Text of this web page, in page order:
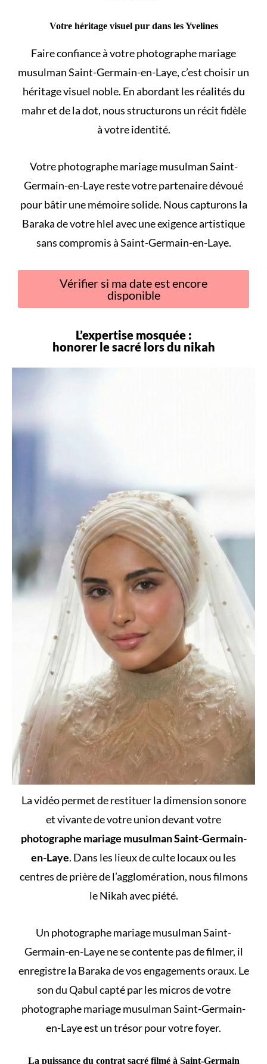
Votre héritage visuel pur dans les Yvelines
Faire confiance à votre photographe mariage
musulman Saint-Germain-en-Laye, c’est choisir un
héritage visuel noble. En abordant les réalités du
mahr et de la dot, nous structurons un récit fidèle
à votre identité.
Votre photographe mariage musulman Saint-
Germain-en-Laye reste votre partenaire dévoué
pour bâtir une mémoire solide. Nous capturons la
Baraka de votrehlelavec une exigence artistique
sans compromis à Saint-Germain-en-Laye.
Vérifier si ma date est encore
disponible
L’expertise mosquée :
honorer le sacré lors du nikah
La vidéo permet de restituer la dimension sonore
et vivante de votre union devant votre
photographe mariage musulman Saint-Germain-
en-Laye. Dans les lieux de culte locaux ou les
centres de prière de l’agglomération, nous filmons
le Nikah avec piété.
Un photographe mariage musulman Saint-
Germain-en-Laye ne se contente pas de filmer, il
enregistre la Baraka de vos engagements oraux. Le
son du Qabul capté par les micros de votre
photographe mariage musulman Saint-Germain-
en-Laye est un trésor pour votre foyer.
La puissance du contrat sacré filmé à Saint-Germain